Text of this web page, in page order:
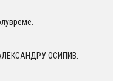
ОСИПИВ.